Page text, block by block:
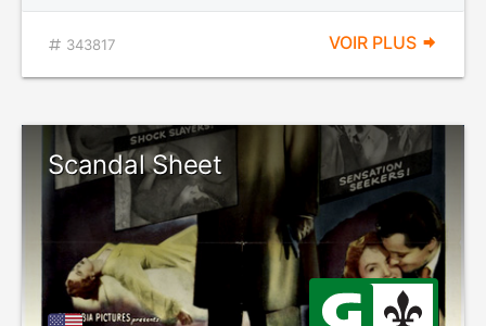
343817 VOIR PLUS
Scandal Sheet